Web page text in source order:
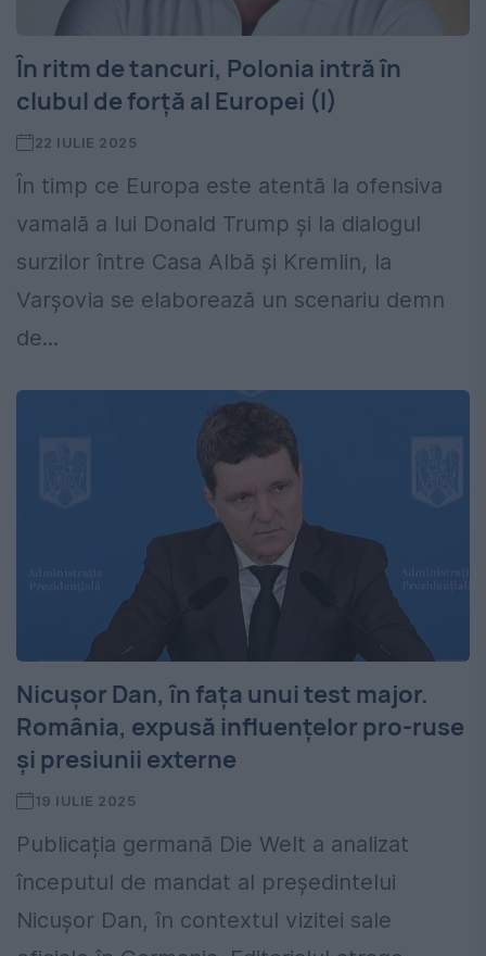
În ritm de tancuri, Polonia intră în
clubul de forță al Europei (I)
22 IULIE 2025
În timp ce Europa este atentă la ofensiva
vamală a lui Donald Trump și la dialogul
surzilor între Casa Albă și Kremlin, la
Varşovia se elaborează un scenariu demn
de...
Nicușor Dan, în fața unui test major.
România, expusă influențelor pro-ruse
și presiunii externe
19 IULIE 2025
Publicația germană Die Welt a analizat
începutul de mandat al președintelui
Nicușor Dan, în contextul vizitei sale